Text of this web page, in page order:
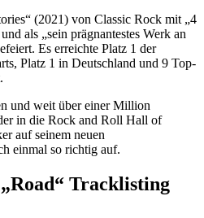
(2021) von Classic Rock mit „4
als „sein prägnantestes Werk an
Es erreichte Platz 1 der
Platz 1 in Deutschland und 9 Top-
und weit über einer Million
in die Rock and Roll Hall of
auf seinem neuen
einmal so richtig auf.
Tracklisting